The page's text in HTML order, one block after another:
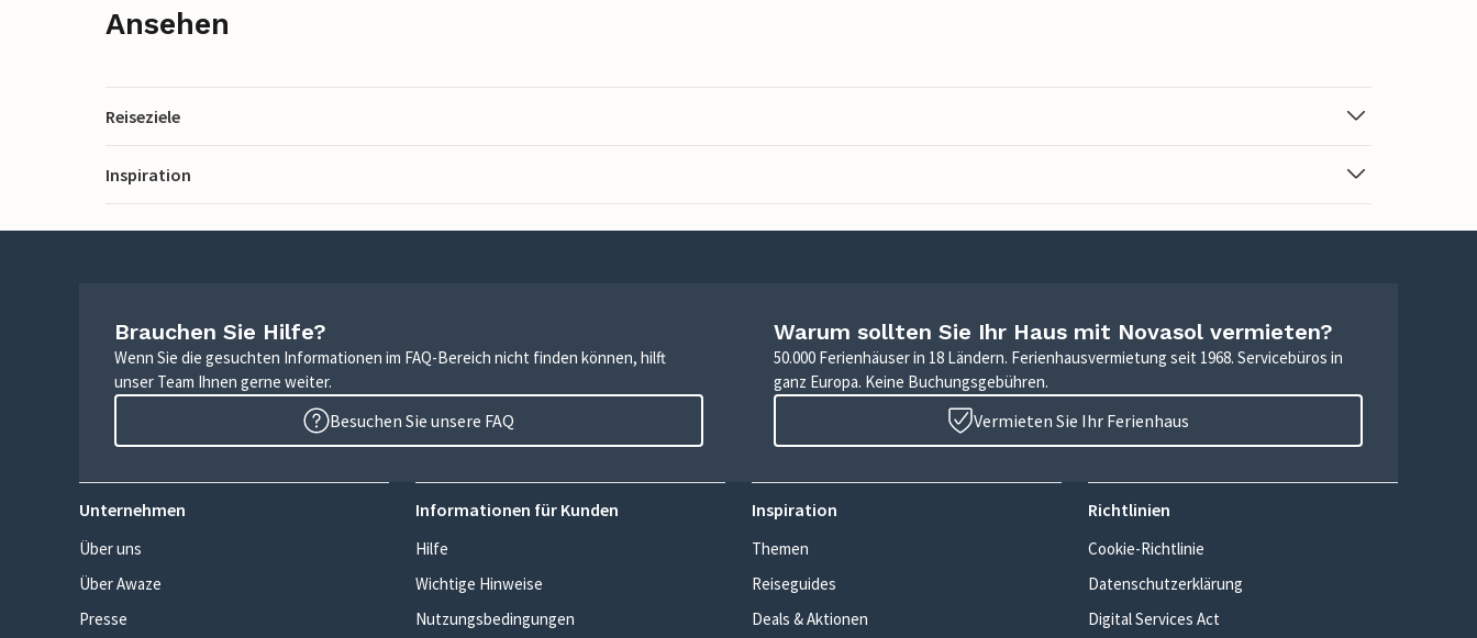
Ansehen
Reiseziele
Inspiration
Brauchen Sie Hilfe?
Wenn Sie die gesuchten Informationen im FAQ-Bereich nicht finden können, hilft
unser Team Ihnen gerne weiter.
Besuchen Sie unsere FAQ
Warum sollten Sie Ihr Haus mit Novasol vermieten?
50.000 Ferienhäuser in 18 Ländern. Ferienhausvermietung seit 1968. Servicebüros in
ganz Europa. Keine Buchungsgebühren.
Vermieten Sie Ihr Ferienhaus
Unternehmen
Über uns
Über Awaze
Presse
Informationen für Kunden
Hilfe
Wichtige Hinweise
Nutzungsbedingungen
Inspiration
Themen
Reiseguides
Deals & Aktionen
Richtlinien
Cookie-Richtlinie
Datenschutzerklärung
Digital Services Act